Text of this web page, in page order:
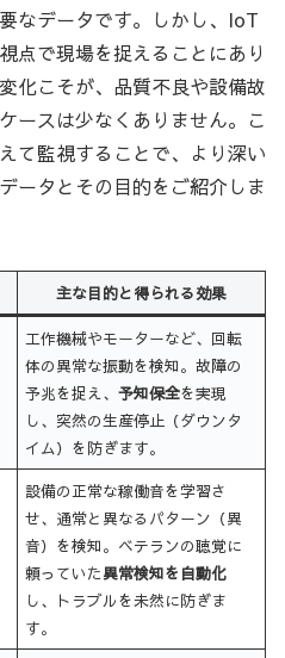
なデータです。しかし、IoT
点で現場を捉えることにあり
化こそが、品質不良や設備故
ースは少なくありません。こ
て監視することで、より深い
ータとその目的をご紹介しま
主な目的と得られる効果
工作機械やモーターなど、回転
体の異常な振動を検知。故障の
予兆を捉え、予知保全を実現
し、突然の生産停止（ダウンタ
イム）を防ぎます。
設備の正常な稼働音を学習さ
せ、通常と異なるパターン（異
音）を検知。ベテランの聴覚に
頼っていた異常検知を自動化
し、トラブルを未然に防ぎま
す。